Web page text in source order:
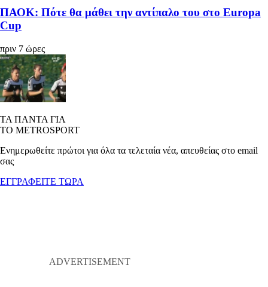
ΠΑΟΚ: Πότε θα μάθει την αντίπαλο του στο Europa
Cup
πριν 7 ώρες
ΤΑ ΠΑΝΤΑ ΓΙΑ
ΤΟ METROSPORT
Ενημερωθείτε πρώτοι για όλα τα τελεταία νέα, απευθείας στο email
σας
ΕΓΓΡΑΦΕΙΤΕ ΤΩΡΑ